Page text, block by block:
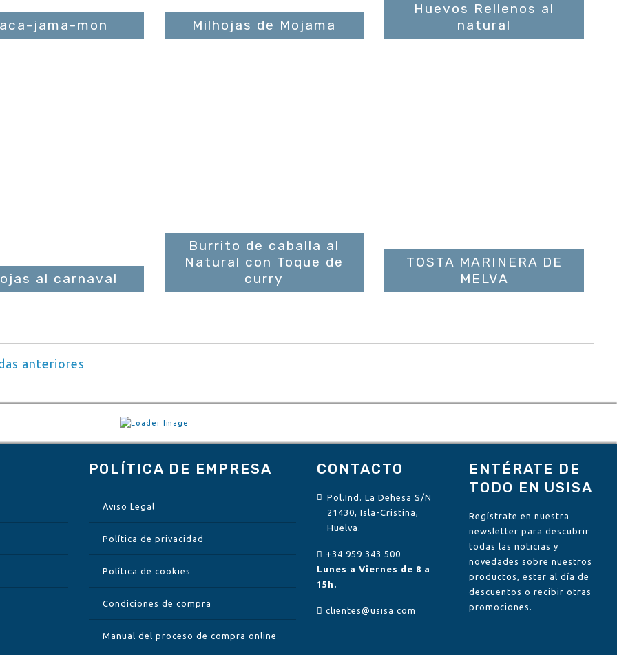
jama-mon Milhojas de Mojama
Huevos Rellenos al
natural
al carnaval
Burrito de caballa al
Natural con Toque de
curry
TOSTA MARINERA DE
MELVA
anteriores
POLÍTICA DE EMPRESA
Aviso Legal
Política de privacidad
Política de cookies
Condiciones de compra
Manual del proceso de compra online
CONTACTO
Pol.Ind. La Dehesa S/N
21430, Isla-Cristina,
Huelva.
+34 959 343 500
Lunes a Viernes de 8 a
15h.
clientes@usisa.com
ENTÉRATE DE
TODO EN USISA
Regístrate en nuestra
newsletter para descubrir
todas las noticias y
novedades sobre nuestros
productos, estar al día de
descuentos o recibir otras
promociones.